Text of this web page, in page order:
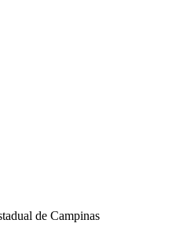
de Campinas